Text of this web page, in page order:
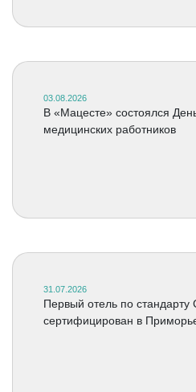
03.08.2026
В «Мацесте» состоялся
медицинских работников
31.07.2026
Первый отель по стандарту
сертифицирован в